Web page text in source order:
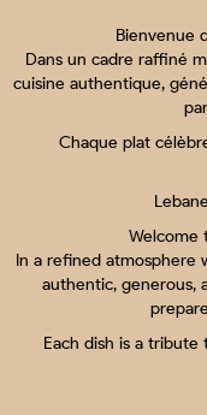
Bienvenue
Dans un cadre raffiné
cuisine authentique,
Chaque plat
Welcome
In a refined atmosphere
authentic, generous,
Each dish is a